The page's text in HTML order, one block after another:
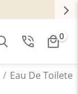
0
/ Eau De Toilete